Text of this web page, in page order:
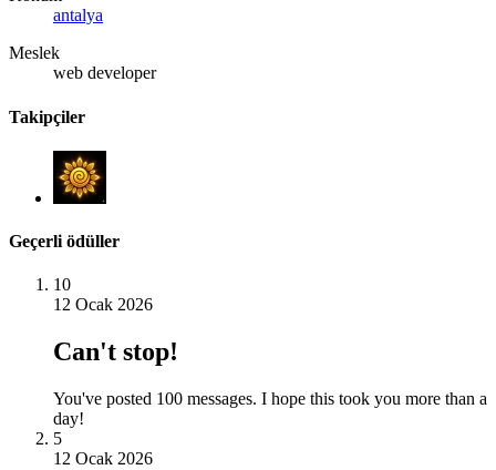
antalya
Meslek
web developer
Takipçiler
Geçerli ödüller
10
12 Ocak 2026
Can't stop!
You've posted 100 messages. I hope this took you more than a
day!
5
12 Ocak 2026